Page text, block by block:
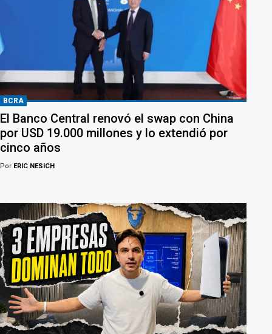
BCRA
El Banco Central renovó el swap con China
por USD 19.000 millones y lo extendió por
cinco años
Por ERIC NESICH